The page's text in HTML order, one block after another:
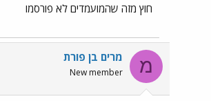
חוץ מזה שהמועמדים לא פורסמו
מ מרים בן פוֹרת
New member